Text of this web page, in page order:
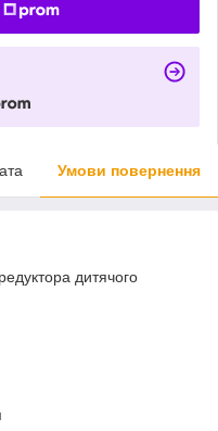
Умови повернення
дитячого